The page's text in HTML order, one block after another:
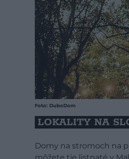
Foto: DuboDom
LOKALITY NA
Domy na stromoch na